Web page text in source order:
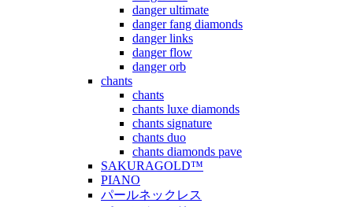
danger ultimate
danger fang diamonds
danger links
danger flow
danger orb
chants
chants
chants luxe diamonds
chants signature
chants duo
chants diamonds pave
SAKURAGOLD™
PIANO
パールネックレス